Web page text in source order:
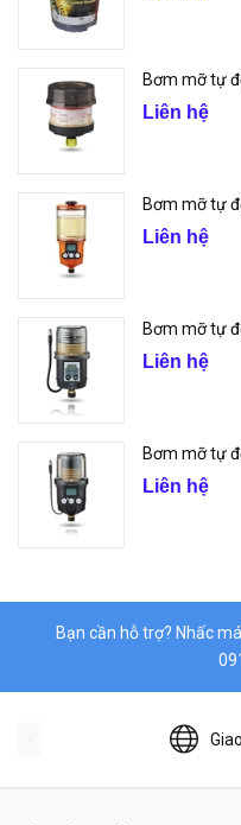
Bơm mỡ tự
Liên hệ
Bơm mỡ tự
Liên hệ
Bơm mỡ tự
Liên hệ
Bơm mỡ tự
Liên hệ
Bạn cần hỗ trợ? Nhấc